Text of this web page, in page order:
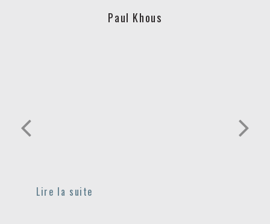
Paul Khous